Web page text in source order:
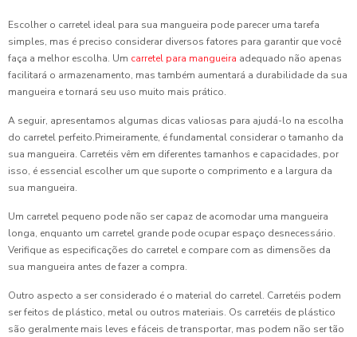
Escolher o carretel ideal para sua mangueira pode parecer uma tarefa
simples, mas é preciso considerar diversos fatores para garantir que você
faça a melhor escolha. Um carretel para mangueira adequado não apenas
facilitará o armazenamento, mas também aumentará a durabilidade da sua
mangueira e tornará seu uso muito mais prático.
A seguir, apresentamos algumas dicas valiosas para ajudá-lo na escolha
do carretel perfeito.Primeiramente, é fundamental considerar o tamanho da
sua mangueira. Carretéis vêm em diferentes tamanhos e capacidades, por
isso, é essencial escolher um que suporte o comprimento e a largura da
sua mangueira.
Um carretel pequeno pode não ser capaz de acomodar uma mangueira
longa, enquanto um carretel grande pode ocupar espaço desnecessário.
Verifique as especificações do carretel e compare com as dimensões da
sua mangueira antes de fazer a compra.
Outro aspecto a ser considerado é o material do carretel. Carretéis podem
ser feitos de plástico, metal ou outros materiais. Os carretéis de plástico
são geralmente mais leves e fáceis de transportar, mas podem não ser tão